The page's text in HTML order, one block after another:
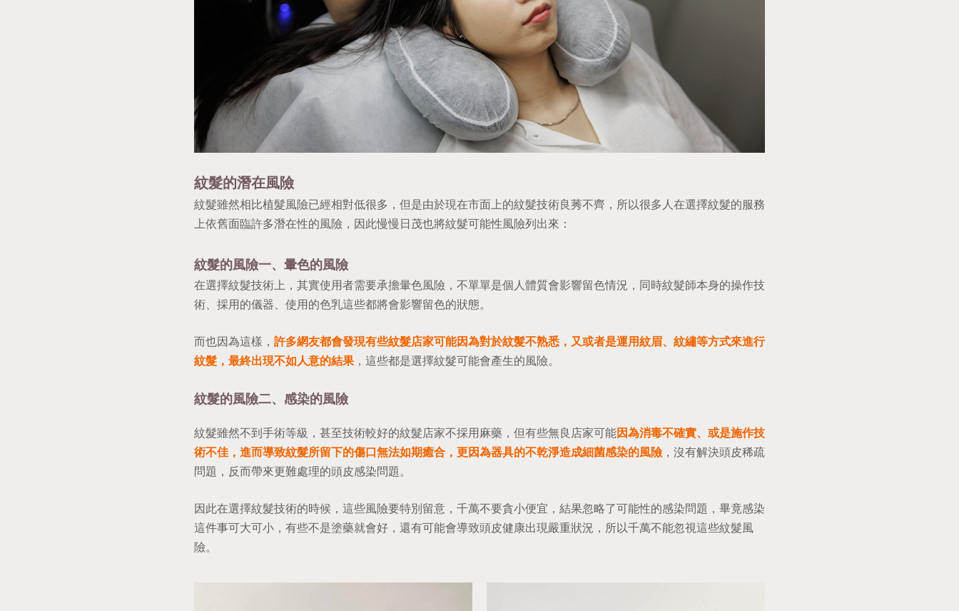
紋髮的潛在風險
紋髮雖然相比植髮風險已經相對低很多，但是由於現在市面上的紋髮技術良莠不齊，所以很多人在選擇紋髮的服務
上依舊面臨許多潛在性的風險，因此慢慢日茂也將紋髮可能性風險列出來：
紋髮的風險一、暈色的風險
在選擇紋髮技術上，其實使用者需要承擔暈色風險，不單單是個人體質會影響留色情況，同時紋髮師本身的操作技
術、採用的儀器、使用的色乳這些都將會影響留色的狀態。
而也因為這樣， 許多網友都會發現有些紋髮店家可能因為對於紋髮不熟悉，又或者是運用紋眉、紋繡等方式來進行
紋髮，最終出現不如人意的結果 ，這些都是選擇紋髮可能會產生的風險。
紋髮的風險二、感染的風險
紋髮雖然不到手術等級，甚至技術較好的紋髮店家不採用麻藥，但有些無良店家可能因為消毒不確實、或是施作技
術不佳，進而導致紋髮所留下的傷口無法如期癒合，更因為器具的不乾淨造成細菌感染的風險 ，沒有解決頭皮稀疏
問題，反而帶來更難處理的頭皮感染問題。
因此在選擇紋髮技術的時候，這些風險要特別留意，千萬不要貪小便宜，結果忽略了可能性的感染問題，畢竟感染
這件事可大可小，有些不是塗藥就會好，還有可能會導致頭皮健康出現嚴重狀況，所以千萬不能忽視這些紋髮風
險。